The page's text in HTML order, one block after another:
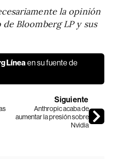
la opinión
Bloomberg LP y sus
Líneaen su fuente de
Siguiente
Anthropic acaba de
aumentar la presión sobre
Nvidia